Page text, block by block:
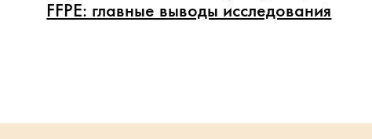
FFPE: главные выводы исследования